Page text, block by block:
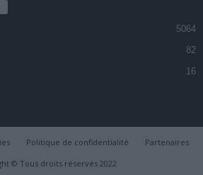
5064
82
16
Politique de confidentialité
Partenaires
© Tous droits réservés 2022